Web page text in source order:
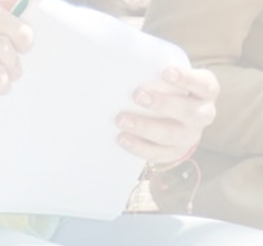
COMMENT S’INSCRIRE ?